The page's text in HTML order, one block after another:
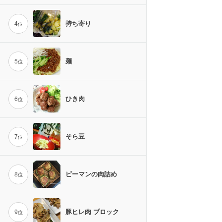
4位 持ち寄り
5位 麺
6位 ひき肉
7位 そら豆
8位 ピーマンの肉詰め
9位 豚ヒレ肉 ブロック